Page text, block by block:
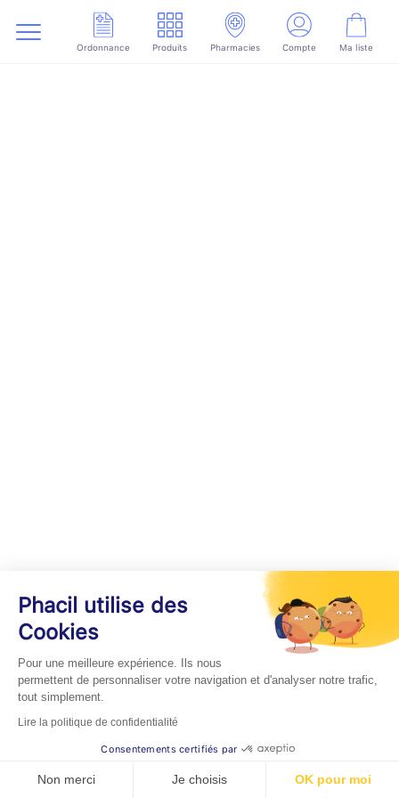
Ordonnance Produits Pharmacies Compte Ma liste
Phacil utilise des
Cookies
Pour une meilleure expérience. Ils nous
permettent de personnaliser votre navigation et d'analyser notre trafic,
tout simplement.
Lire la politique de confidentialité
Consentements certifiés par
Non merci Je choisis OK pour moi